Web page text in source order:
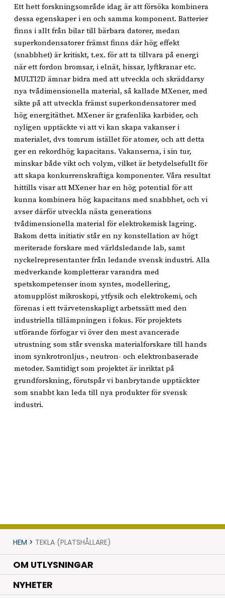
Ett hett forskningsområde idag är att försöka kombinera
dessa egenskaper i en och samma komponent. Batterier
finns i allt från bilar till bärbara datorer, medan
superkondensatorer främst finns där hög effekt
(snabbhet) är kritiskt, t.ex. för att ta tillvara på energi
när ett fordon bromsar, i elnät, hissar, lyftkranar etc.
MULTI2D ämnar bidra med att utveckla och skräddarsy
nya tvådimensionella material, så kallade MXener, med
sikte på att utveckla främst superkondensatorer med
hög energitäthet. MXener är grafenlika karbider, och
nyligen upptäckte vi att vi kan skapa vakanser i
materialet, dvs tomrum istället för atomer, och att detta
ger en rekordhög kapacitans. Vakanserna, i sin tur,
minskar både vikt och volym, vilket är betydelsefullt för
att skapa konkurrenskraftiga komponenter. Våra resultat
hittills visar att MXener har en hög potential för att
kunna kombinera hög kapacitans med snabbhet, och vi
avser därför utveckla nästa generations
tvådimensionella material för elektrokemisk lagring.
Bakom detta initiativ står en ny konstellation av högt
meriterade forskare med världsledande lab, samt
nyckelrepresentanter från ledande svensk industri. Alla
medverkande kompletterar varandra med
spetskompetenser inom syntes, modellering,
atomupplöst mikroskopi, ytfysik och elektrokemi, och
förenas i ett tvärvetenskapligt arbetssätt med den
industriella tillämpningen i fokus. För projektets
utförande förfogar vi över den mest avancerade
utrustning som står svenska materialforskare till hands
inom synkrotronljus-, neutron- och elektronbaserade
metoder. Samtidigt som projektet är inriktat på
grundforskning, förutspår vi banbrytande upptäckter
som snabbt kan leda till nya produkter för svensk
industri.
HEM > TEKLA (PLATSHÅLLARE)
OM UTLYSNINGAR
NYHETER.